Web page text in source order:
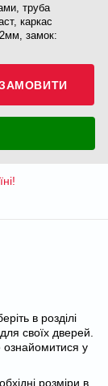
труба
каркас
замок:
в розділі
своїх дверей.
у
розміри в